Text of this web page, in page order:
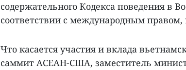
содержательного Кодекса поведения в
соответствии с международным правом,
Что касается участия и вклада
саммит АСЕАН-США, заместитель